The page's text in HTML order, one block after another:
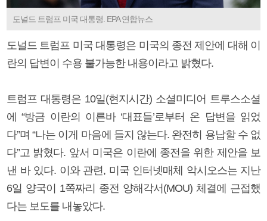
도널드 트럼프 미국 대통령. EPA 연합뉴스
도널드 트럼프 미국 대통령은 미국의 종전 제안에 대해 이
란의 답변이 수용 불가능한 내용이라고 밝혔다.
트럼프 대통령은 10일(현지시간) 소셜미디어 트루스소셜
에 “방금 이란의 이른바 ‘대표들’로부터 온 답변을 읽었
다”며 “나는 이게 마음에 들지 않는다. 완전히 용납할 수 없
다”고 밝혔다. 앞서 미국은 이란에 종전을 위한 제안을 보
낸 바 있다. 이와 관련, 미국 인터넷매체 악시오스는 지난
6일 양국이 1쪽짜리 종전 양해각서(MOU) 체결에 근접했
다는 보도를 내놓았다.